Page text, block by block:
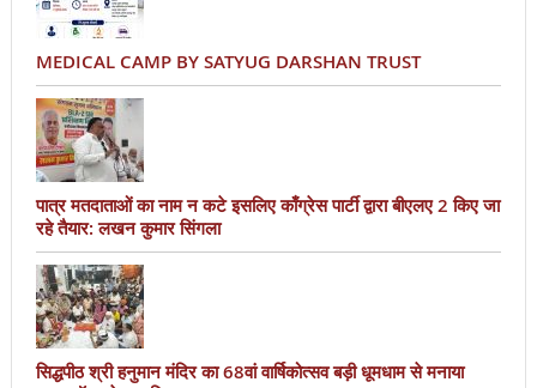
MEDICAL CAMP BY SATYUG DARSHAN TRUST
पात्र मतदाताओं का नाम न कटे इसलिए काँग्रेस पार्टी द्वारा बीएलए 2 किए जा
रहे तैयार: लखन कुमार सिंगला
सिद्धपीठ श्री हनुमान मंदिर का 68वां वार्षिकोत्सव बड़ी धूमधाम से मनाया